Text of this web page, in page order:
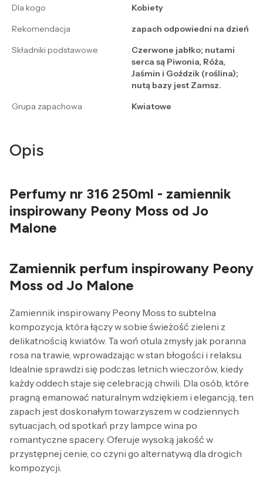
Dla kogo
Kobiety
Rekomendacja
zapach odpowiedni na dzień
Składniki podstawowe
Czerwone jabłko; nutami
serca są Piwonia, Róża,
Jaśmin i Goździk (roślina);
nutą bazy jest Zamsz.
Grupa zapachowa
Kwiatowe
Opis
Perfumy nr 316 250ml - zamiennik
inspirowany Peony Moss od Jo
Malone
Zamiennik perfum inspirowany Peony
Moss od Jo Malone
Zamiennik inspirowany Peony Moss to subtelna
kompozycja, która łączy w sobie świeżość zieleni z
delikatnością kwiatów. Ta woń otula zmysły jak poranna
rosa na trawie, wprowadzając w stan błogości i relaksu.
Idealnie sprawdzi się podczas letnich wieczorów, kiedy
każdy oddech staje się celebracją chwili. Dla osób, które
pragną emanować naturalnym wdziękiem i elegancją, ten
zapach jest doskonałym towarzyszem w codziennych
sytuacjach, od spotkań przy lampce wina po
romantyczne spacery. Oferuje wysoką jakość w
przystępnej cenie, co czyni go alternatywą dla drogich
kompozycji.